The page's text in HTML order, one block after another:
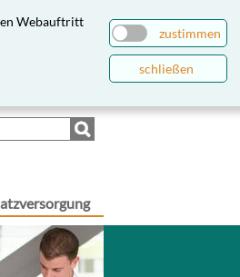
Webauftritt
zustimmen
schließen